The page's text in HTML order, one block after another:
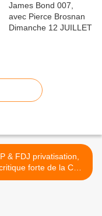
& FDJ privatisation,
forte de la Cour
des Comptes >